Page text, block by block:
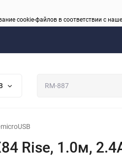
cookie-файлов в соответствии с
Rise, 1.0м,